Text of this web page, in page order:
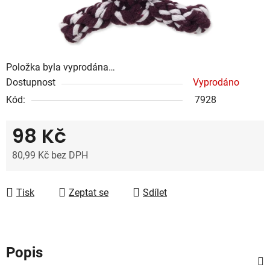
Položka byla vyprodána…
Dostupnost
Vyprodáno
Kód:
7928
98 Kč
80,99 Kč bez DPH
Tisk
Zeptat se Sdílet
Popis